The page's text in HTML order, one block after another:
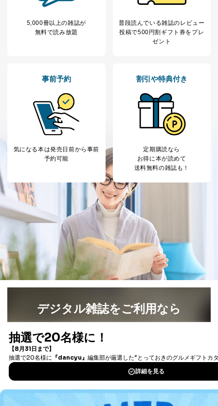
提供先：出版社、出版物発売元、卸売会社、販売
販売店などの梱包・配送・配達会社
４．開示対象個人情報の「開示」「訂正」等の請求につ
の通知を求められた場合には、遅滞なくこれに応じま
利用目的の通知を行なうことはできません。そのとき
は、本人に遅滞無くその旨を通知するとともに、理由を
説明させていただきます。
①利用目的を本人に通知し、又は公表することによって
害するおそれがある場合
②利用目的を本人に通知し、又は公表することによって
当該事業者の権利又は正当な利益を害するおそれがある
③国の機関又は地方公共団体が法令の定める事務を遂行
することに対して協力する必要がある場合であって、利
用目的を本人に通知し、又は公表することによって当該
事務の遂行に支障を及ぼすおそれがあるとき
④開示対象個人情報の利用目的が明らかな場合
開示対象個人情報については、保有個人データの本人ま
たはその代理人からの利用目的の通知、開示、変更等
（内容の訂正、追加または削除）、利用停止等（「利用
の停止または消去」「第三者への提供の停止」）の求め
に対応させていただいております。 当社顧客の皆様の
個人情報は「マイページ」にログインしていただくこと
す。マイページをご利用いただけない方、その他の方に
つきましては、下記Aをご覧ください。 また、ご登録い
番号、金融機関の名称あるいはクレジットカードの有効
期限など、商品のお届けやご請求を行う上で支障がある
情報に変更があった場合には、当社が登録情報を変更さ
せていただく場合があります。
A.開示等の求めの申し出先、提出していただく書面等
5,000冊以上の雑誌が
無料で読み放題
普段読んでいる雑誌のレビュー
投稿で500円割ギフト券をプレ
ゼント
事前予約
気になる本は発売日前から事前
予約可能
割引や特典付き
定期購読なら
お得に本が読めて
送料無料の雑誌も！
デジタル雑誌をご利用なら
書籍）が無料で読み放題！
DOWNLOAD FOR IOS
DOWNLOAD FOR ANDROID